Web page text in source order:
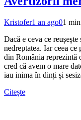
Kristofer1 an ago01
Dacă e ceva ce
nedreptatea. Iar ceea
din România reprezintă
cred că avem o mare
iau inima în dinți și
Citește